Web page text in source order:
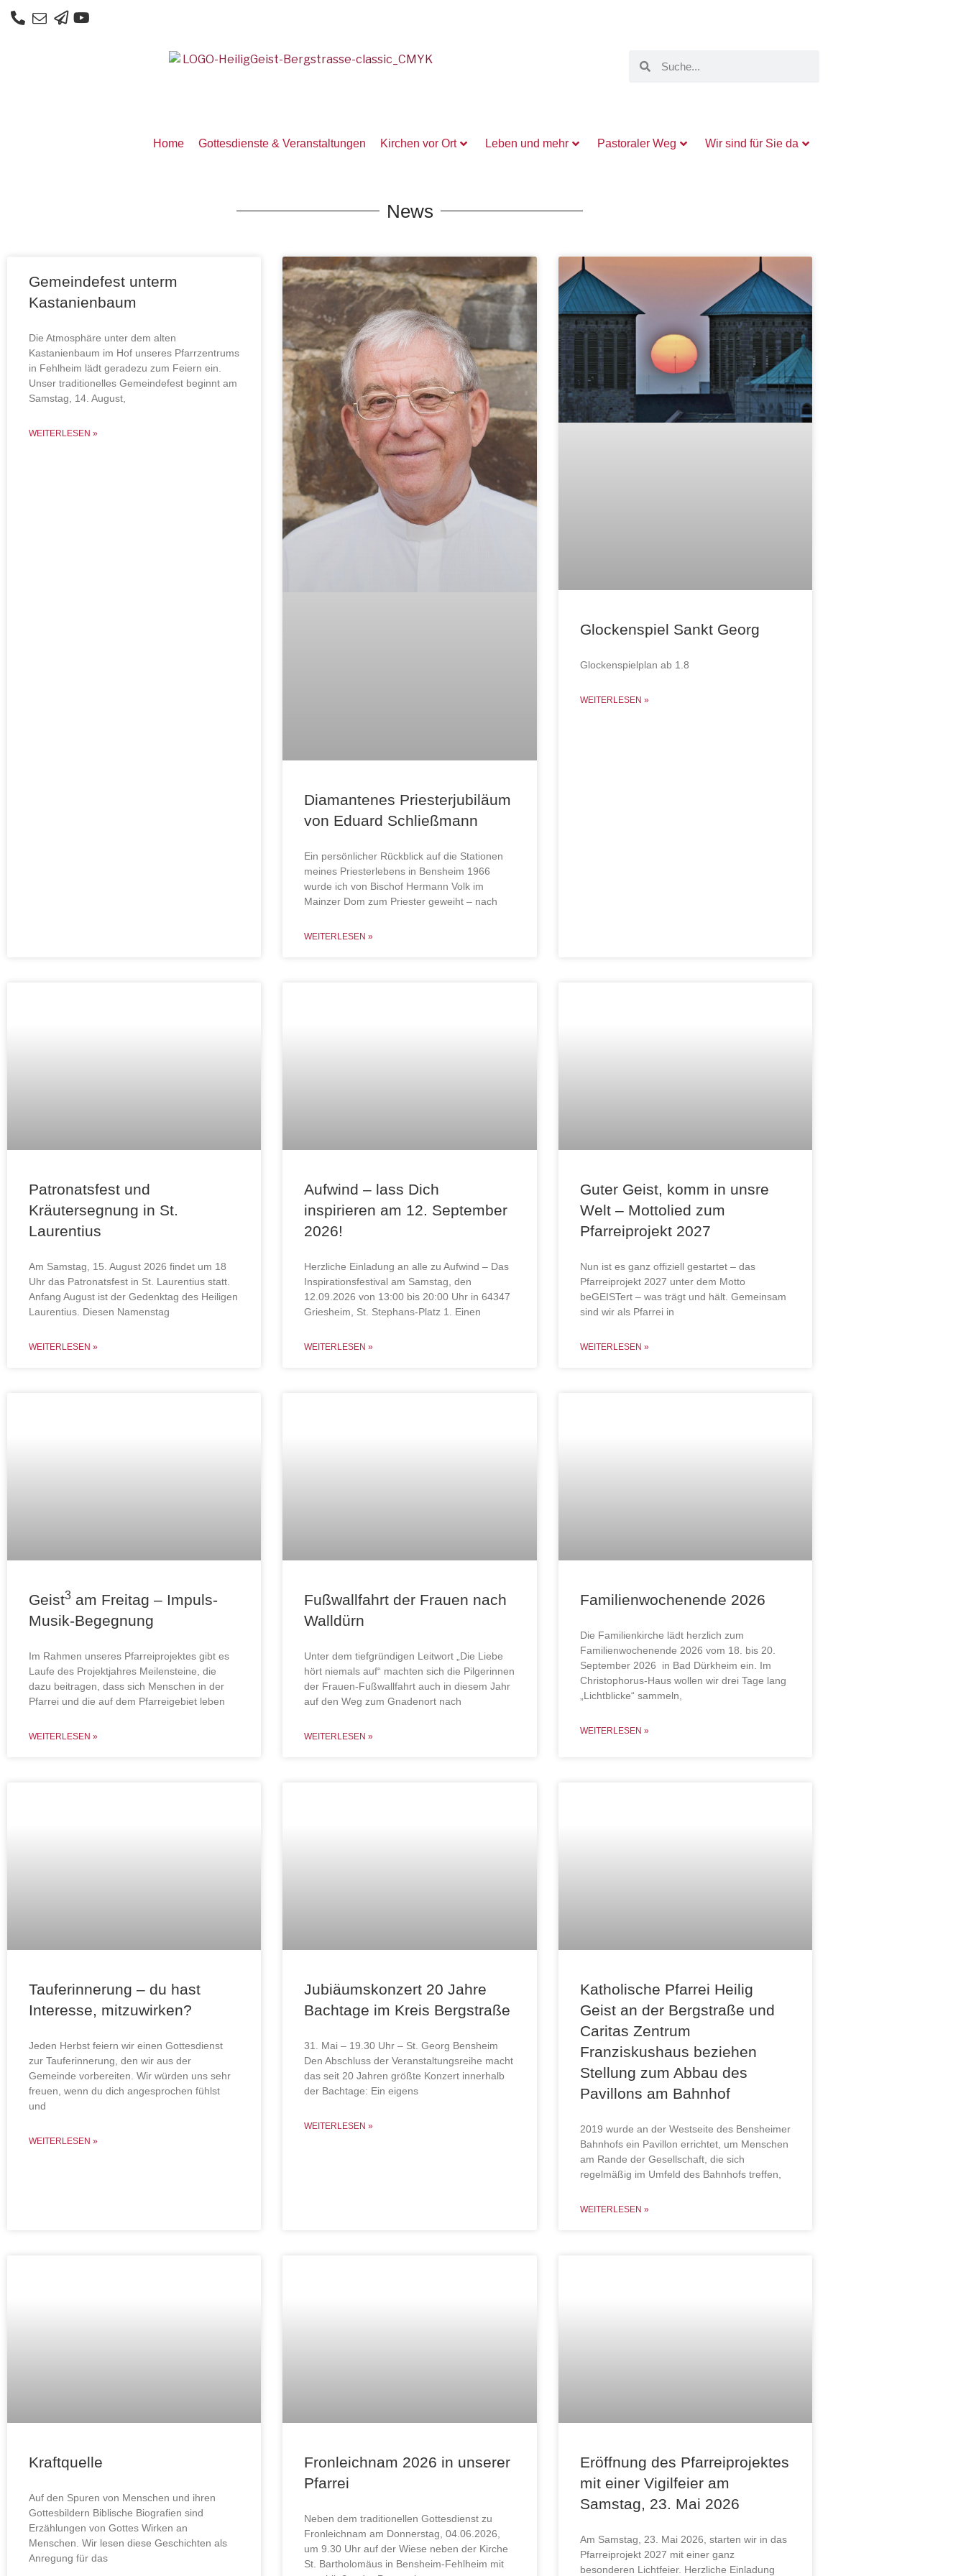
Home Gottesdienste & Veranstaltungen Kirchen vor Ort Leben und mehr Pastoraler Weg Wir sind für Sie da
News
Gemeindefest unterm
Kastanienbaum
Die Atmosphäre unter dem alten
Kastanienbaum im Hof unseres Pfarrzentrums
in Fehlheim lädt geradezu zum Feiern ein.
Unser traditionelles Gemeindefest beginnt am
Samstag, 14. August,
WEITERLESEN »
Diamantenes Priesterjubiläum
von Eduard Schließmann
Ein persönlicher Rückblick auf die Stationen
meines Priesterlebens in Bensheim 1966
wurde ich von Bischof Hermann Volk im
Mainzer Dom zum Priester geweiht – nach
WEITERLESEN »
Glockenspiel Sankt Georg
Glockenspielplan ab 1.8
WEITERLESEN »
Patronatsfest und
Kräutersegnung in St.
Laurentius
Am Samstag, 15. August 2026 findet um 18
Uhr das Patronatsfest in St. Laurentius statt.
Anfang August ist der Gedenktag des Heiligen
Laurentius. Diesen Namenstag
WEITERLESEN »
Aufwind – lass Dich
inspirieren am 12. September
2026!
Herzliche Einladung an alle zu Aufwind – Das
Inspirationsfestival am Samstag, den
12.09.2026 von 13:00 bis 20:00 Uhr in 64347
Griesheim, St. Stephans-Platz 1. Einen
WEITERLESEN »
Guter Geist, komm in unsre
Welt – Mottolied zum
Pfarreiprojekt 2027
Nun ist es ganz offiziell gestartet – das
Pfarreiprojekt 2027 unter dem Motto
beGEISTert – was trägt und hält. Gemeinsam
sind wir als Pfarrei in
WEITERLESEN »
Geist3 am Freitag – Impuls-
Musik-Begegnung
Im Rahmen unseres Pfarreiprojektes gibt es
Laufe des Projektjahres Meilensteine, die
dazu beitragen, dass sich Menschen in der
Pfarrei und die auf dem Pfarreigebiet leben
WEITERLESEN »
Fußwallfahrt der Frauen nach
Walldürn
Unter dem tiefgründigen Leitwort „Die Liebe
hört niemals auf“ machten sich die Pilgerinnen
der Frauen-Fußwallfahrt auch in diesem Jahr
auf den Weg zum Gnadenort nach
WEITERLESEN »
Familienwochenende 2026
Die Familienkirche lädt herzlich zum
Familienwochenende 2026 vom 18. bis 20.
September 2026 in Bad Dürkheim ein. Im
Christophorus-Haus wollen wir drei Tage lang
„Lichtblicke“ sammeln,
WEITERLESEN »
Tauferinnerung – du hast
Interesse, mitzuwirken?
Jeden Herbst feiern wir einen Gottesdienst
zur Tauferinnerung, den wir aus der
Gemeinde vorbereiten. Wir würden uns sehr
freuen, wenn du dich angesprochen fühlst
und
WEITERLESEN »
Jubiäumskonzert 20 Jahre
Bachtage im Kreis Bergstraße
31. Mai – 19.30 Uhr – St. Georg Bensheim
Den Abschluss der Veranstaltungsreihe macht
das seit 20 Jahren größte Konzert innerhalb
der Bachtage: Ein eigens
WEITERLESEN »
Katholische Pfarrei Heilig
Geist an der Bergstraße und
Caritas Zentrum
Franziskushaus beziehen
Stellung zum Abbau des
Pavillons am Bahnhof
2019 wurde an der Westseite des Bensheimer
Bahnhofs ein Pavillon errichtet, um Menschen
am Rande der Gesellschaft, die sich
regelmäßig im Umfeld des Bahnhofs treffen,
WEITERLESEN »
Kraftquelle
Auf den Spuren von Menschen und ihren
Gottesbildern Biblische Biografien sind
Erzählungen von Gottes Wirken an
Menschen. Wir lesen diese Geschichten als
Anregung für das
Fronleichnam 2026 in unserer
Pfarrei
Neben dem traditionellen Gottesdienst zu
Fronleichnam am Donnerstag, 04.06.2026,
um 9.30 Uhr auf der Wiese neben der Kirche
St. Bartholomäus in Bensheim-Fehlheim mit
Eröffnung des Pfarreiprojektes
mit einer Vigilfeier am
Samstag, 23. Mai 2026
Am Samstag, 23. Mai 2026, starten wir in das
Pfarreiprojekt 2027 mit einer ganz
besonderen Lichtfeier. Herzliche Einladung